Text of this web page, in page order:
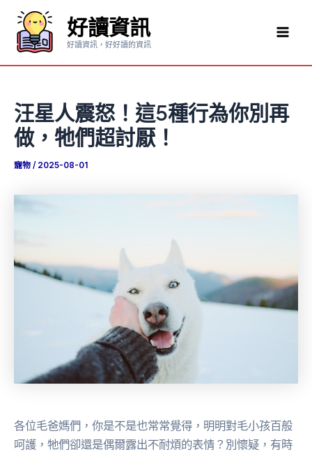
要
好讀資訊
好讀資訊，好好讀的資訊
汪星人震怒！這5種行為你別再
做，牠們超討厭！
寵物 / 2025-08-01
各位毛爸媽們，你是不是也常常覺得，明明對毛小孩百般
呵護，牠們卻還是偶爾露出不耐煩的表情？別懷疑，有時